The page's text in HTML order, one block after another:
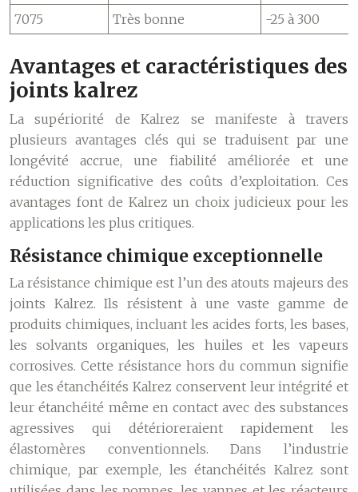
7075
Très bonne -25 à 300
Avantages et caractéristiques des
joints kalrez
La supériorité de Kalrez se manifeste à travers
plusieurs avantages clés qui se traduisent par une
longévité accrue, une fiabilité améliorée et une
réduction significative des coûts d’exploitation. Ces
avantages font de Kalrez un choix judicieux pour les
applications les plus critiques.
Résistance chimique exceptionnelle
La résistance chimique est l’un des atouts majeurs des
joints Kalrez. Ils résistent à une vaste gamme de
produits chimiques, incluant les acides forts, les bases,
les solvants organiques, les huiles et les vapeurs
corrosives. Cette résistance hors du commun signifie
que les étanchéités Kalrez conservent leur intégrité et
leur étanchéité même en contact avec des substances
agressives qui détérioreraient rapidement les
élastomères conventionnels. Dans l’industrie
chimique, par exemple, les étanchéités Kalrez sont